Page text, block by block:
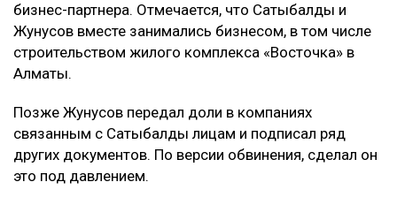
бизнес-партнера. Отмечается, что Сатыбалды и
Жунусов вместе занимались бизнесом, в том числе
строительством жилого комплекса «Восточка» в
Алматы.
Позже Жунусов передал доли в компаниях
связанным с Сатыбалды лицам и подписал ряд
других документов. По версии обвинения, сделал он
это под давлением.